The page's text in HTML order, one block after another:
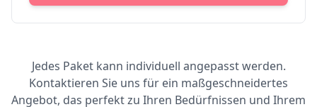
Jedes Paket kann individuell angepasst werden.
Kontaktieren Sie uns für ein maßgeschneidertes
Angebot, das perfekt zu Ihren Bedürfnissen und Ihrem